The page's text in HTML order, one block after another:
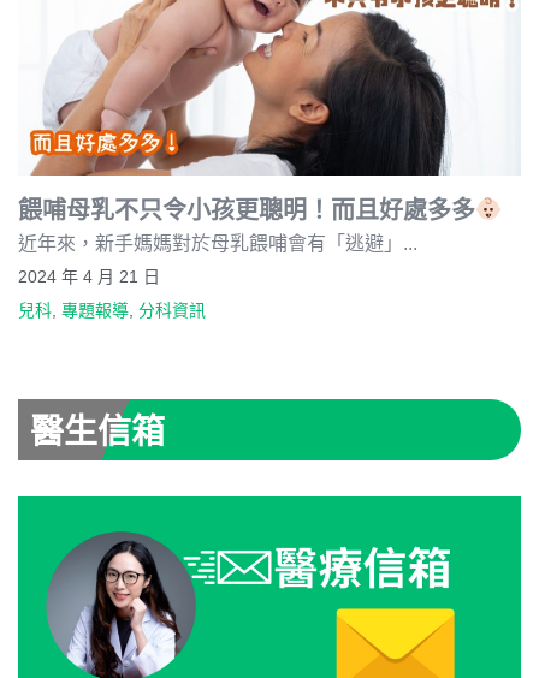
餵哺母乳不只令小孩更聰明！而且好處多多
近年來，新手媽媽對於母乳餵哺會有「逃避」...
2024 年 4 月 21 日
兒科
專題報導 分科資訊
醫生信箱